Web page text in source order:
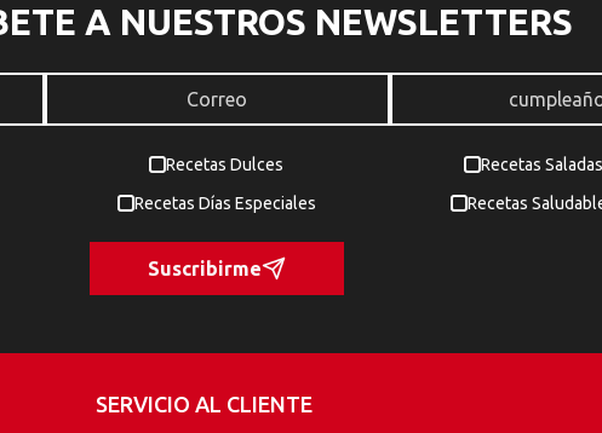
A NUESTROS NEWSLETTERS
Recetas Dulces
Recetas Saladas
Recetas Días Especiales Recetas
Suscribirme
SERVICIO AL CLIENTE